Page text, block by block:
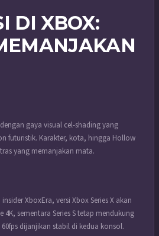
DI XBOX:
gaya visual cel-shading yang
futuristik. Karakter, kota, hingga Hollow
yang memanjakan mata.
XboxEra, versi Xbox Series X akan
4K, sementara Series S tetap mendukung
60fps dijanjikan stabil di kedua konsol.